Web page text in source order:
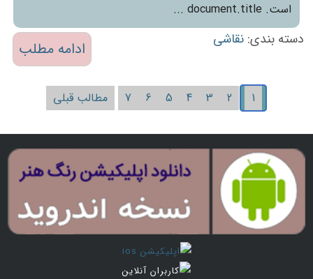
است. document.title ...
ادامه مطلب دسته بندی:نقاشی
7 6 5 4 3 2 1 مطالب قبلی